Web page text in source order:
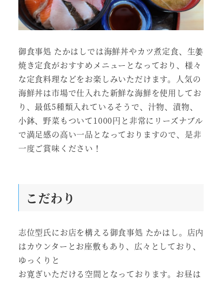
御食事処 たかはしでは海鮮丼やカツ煮定食、生姜
焼き定食がおすすめメニューとなっており、様々
な定食料理などをお楽しみいただけます。人気の
海鮮丼は市場で仕入れた新鮮な海鮮を使用してお
り、最低5種類入れているそうで、汁物、漬物、
小鉢、野菜もついて1000円と非常にリーズナブル
で満足感の高い一品となっておりますので、是非
一度ご賞味ください！
こだわり
志位型氏にお店を構える御食事処 たかはし。店内
はカウンターとお座敷もあり、広々としており、
ゆっくりと
お寛ぎいただける空間となっております。お昼は